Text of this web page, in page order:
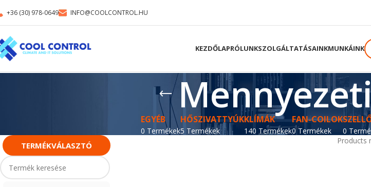
+36 (30) 978-0649 INFO@COOLCONTROL.HU
KEZDŐLAPRÓLUNKSZOLGÁLTATÁSAINKMUNKÁINK
EGYÉB
0 Termékek
HŐSZIVATTYÚK
5 Termékek
KLÍMÁK
140 Termékek
FAN-COILOK
0 Termékek 0
TERMÉKVÁLASZTÓ Products